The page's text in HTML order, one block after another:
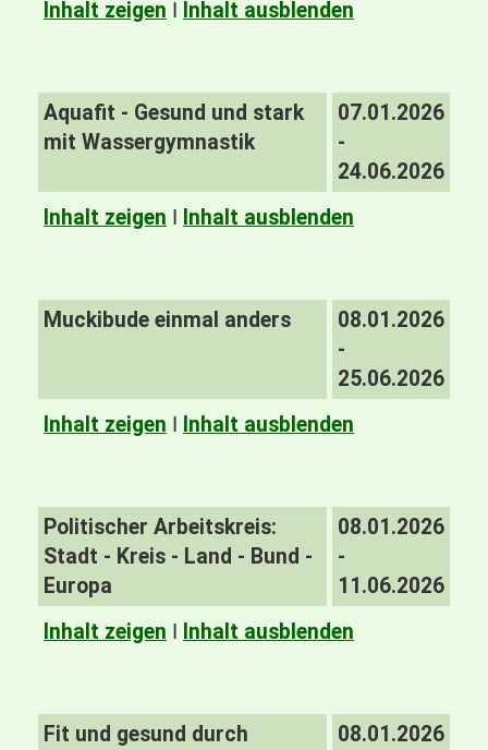
Inhalt zeigen I Inhalt ausblenden
Aquafit - Gesund und stark
mit Wassergymnastik
07.01.2026
-
24.06.2026
Inhalt zeigen I Inhalt ausblenden
Muckibude einmal anders
08.01.2026
-
25.06.2026
Inhalt zeigen I Inhalt ausblenden
Politischer Arbeitskreis:
Stadt - Kreis - Land - Bund -
Europa
08.01.2026
-
11.06.2026
Inhalt zeigen I Inhalt ausblenden
Fit und gesund durch
08.01.2026